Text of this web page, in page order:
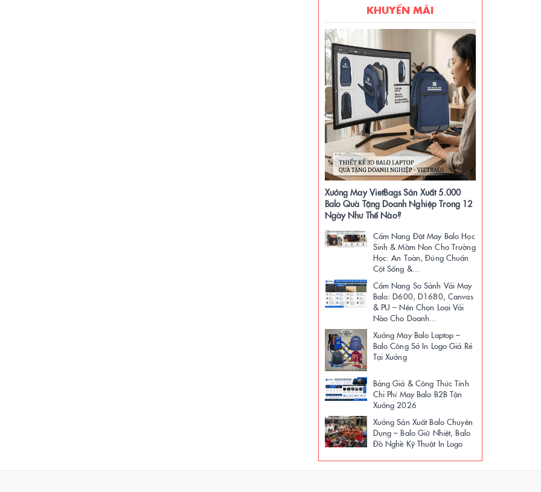
KHUYẾN MÃI
Xưởng May VietBags Sản Xuất 5.000
Balo Quà Tặng Doanh Nghiệp Trong 12
Ngày Như Thế Nào?
Cẩm Nang Đặt May Balo Học
Sinh & Mầm Non Cho Trường
Học: An Toàn, Đúng Chuẩn
Cột Sống &...
Cẩm Nang So Sánh Vải May
Balo: D600, D1680, Canvas
& PU – Nên Chọn Loại Vải
Nào Cho Doanh...
Xưởng May Balo Laptop –
Balo Công Sở In Logo Giá Rẻ
Tại Xưởng
Bảng Giá & Công Thức Tính
Chi Phí May Balo B2B Tận
Xưởng 2026
Xưởng Sản Xuất Balo Chuyên
Dụng – Balo Giữ Nhiệt, Balo
Đồ Nghề Kỹ Thuật In Logo